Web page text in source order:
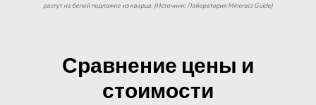
растут на белой подложке из кварца. (Источник: Лаборатория Minerals Guide)
Сравнение цены и
стоимости